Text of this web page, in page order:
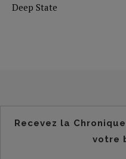
Deep State
Recevez la
votre